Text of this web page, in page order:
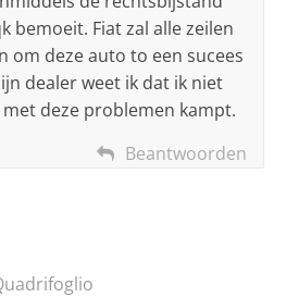
bemoeit. Fiat zal alle zeilen
om deze auto to een sucees
dealer weet ik dat ik niet
deze problemen kampt.
Beantwoorden